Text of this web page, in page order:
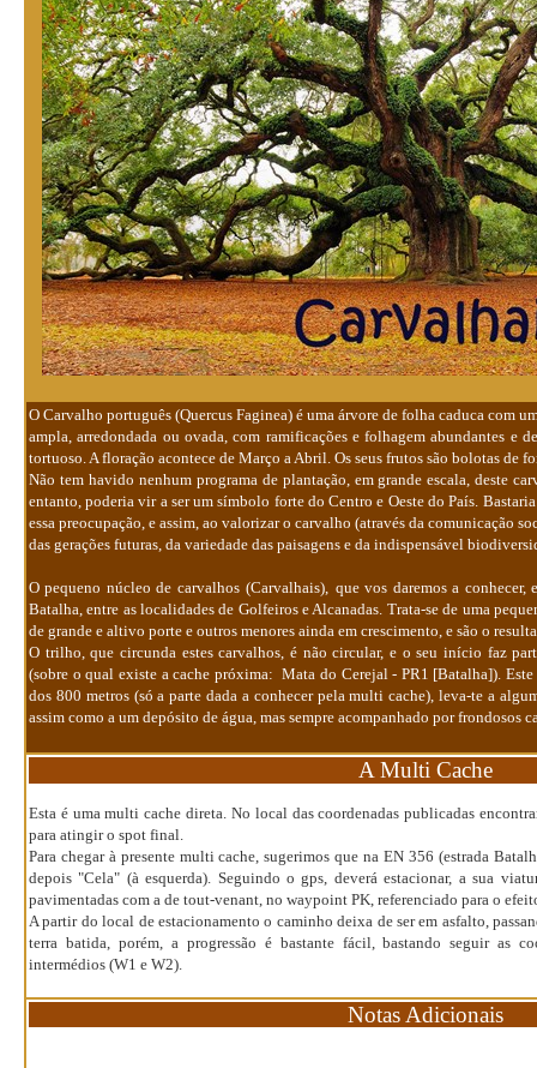
O Carvalho português (Quercus Faginea) é uma árvore de folha caduca com
ampla, arredondada ou ovada, com ramificações e folhagem abundantes e
tortuoso. A floração acontece de Março a Abril. Os seus frutos são bolotas de
Não tem havido nenhum programa de plantação, em grande escala, deste
entanto, poderia vir a ser um símbolo forte do Centro e Oeste do País.
essa preocupação, e assim, ao valorizar o carvalho (através da comunicação
das gerações futuras, da variedade das paisagens e da indispensável
O pequeno núcleo de carvalhos (Carvalhais), que vos daremos a
Batalha, entre as localidades de Golfeiros e Alcanadas. Trata-se de uma
de grande e altivo porte e outros menores ainda em crescimento, e são o
O trilho, que circunda estes carvalhos, é não circular, e o seu início faz
(sobre o qual existe a cache próxima: Mata do Cerejal - PR1 [Batalha]).
dos 800 metros (só a parte dada a conhecer pela multi cache), leva-te a
assim como a um depósito de água, mas sempre acompanhado por frondosos
A Multi Cache
Esta é uma multi cache direta. No local das coordenadas publicadas
para atingir o spot final.
Para chegar à presente multi cache, sugerimos que na EN 356 (estrada
depois "Cela" (à esquerda). Seguindo o gps, deverá estacionar, a sua
pavimentadas com a de tout-venant, no waypoint PK, referenciado para o
A partir do local de estacionamento o caminho deixa de ser em asfalto,
terra batida, porém, a progressão é bastante fácil, bastando seguir as
intermédios (W1 e W2).
Notas Adicionais